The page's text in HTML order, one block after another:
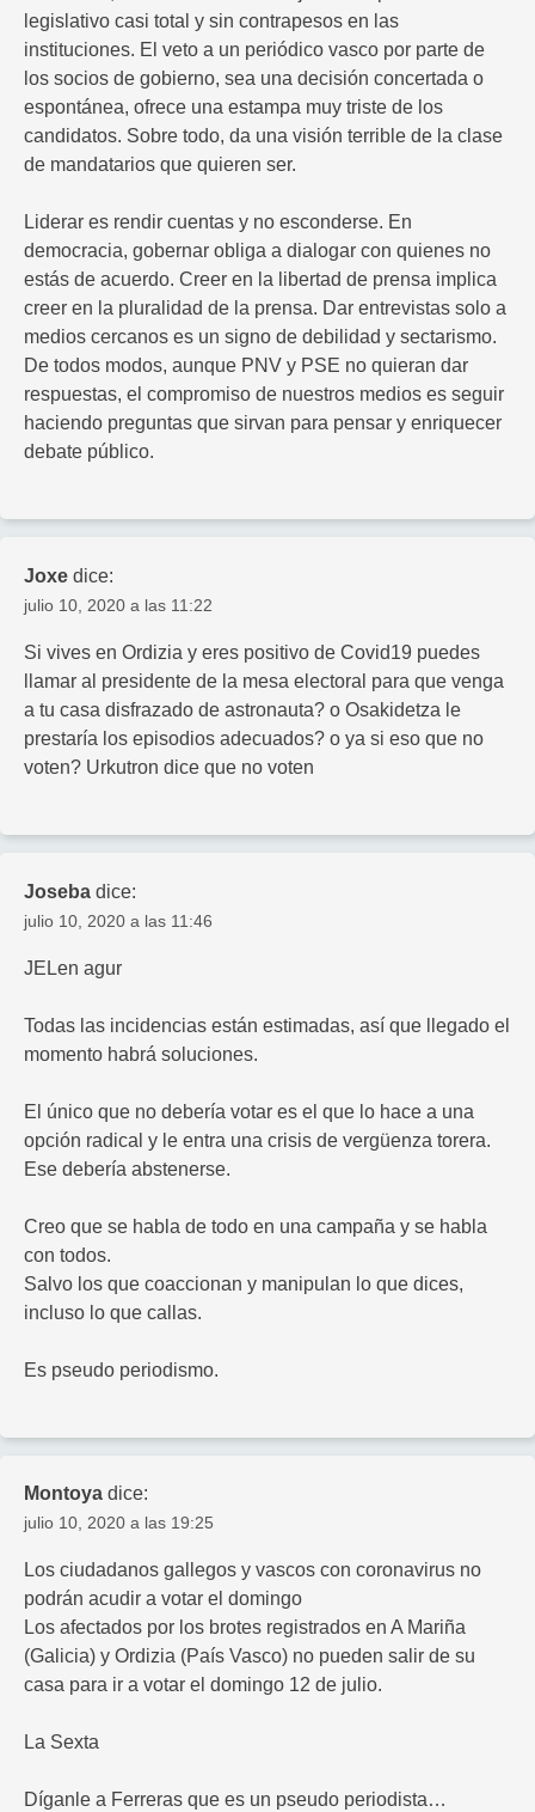
legislativo casi total y sin contrapesos en las
instituciones. El veto a un periódico vasco por parte de
los socios de gobierno, sea una decisión concertada o
espontánea, ofrece una estampa muy triste de los
candidatos. Sobre todo, da una visión terrible de la clase
de mandatarios que quieren ser.
Liderar es rendir cuentas y no esconderse. En
democracia, gobernar obliga a dialogar con quienes no
estás de acuerdo. Creer en la libertad de prensa implica
creer en la pluralidad de la prensa. Dar entrevistas solo a
medios cercanos es un signo de debilidad y sectarismo.
De todos modos, aunque PNV y PSE no quieran dar
respuestas, el compromiso de nuestros medios es seguir
haciendo preguntas que sirvan para pensar y enriquecer
debate público.
Joxe dice:
julio 10, 2020 a las 11:22
Si vives en Ordizia y eres positivo de Covid19 puedes
llamar al presidente de la mesa electoral para que venga
a tu casa disfrazado de astronauta? o Osakidetza le
prestaría los episodios adecuados? o ya si eso que no
voten? Urkutron dice que no voten
Joseba dice:
julio 10, 2020 a las 11:46
JELen agur
Todas las incidencias están estimadas, así que llegado el
momento habrá soluciones.
El único que no debería votar es el que lo hace a una
opción radical y le entra una crisis de vergüenza torera.
Ese debería abstenerse.
Creo que se habla de todo en una campaña y se habla
con todos.
Salvo los que coaccionan y manipulan lo que dices,
incluso lo que callas.
Es pseudo periodismo.
Montoya dice:
julio 10, 2020 a las 19:25
Los ciudadanos gallegos y vascos con coronavirus no
podrán acudir a votar el domingo
Los afectados por los brotes registrados en A Mariña
(Galicia) y Ordizia (País Vasco) no pueden salir de su
casa para ir a votar el domingo 12 de julio.
La Sexta
Díganle a Ferreras que es un pseudo periodista…